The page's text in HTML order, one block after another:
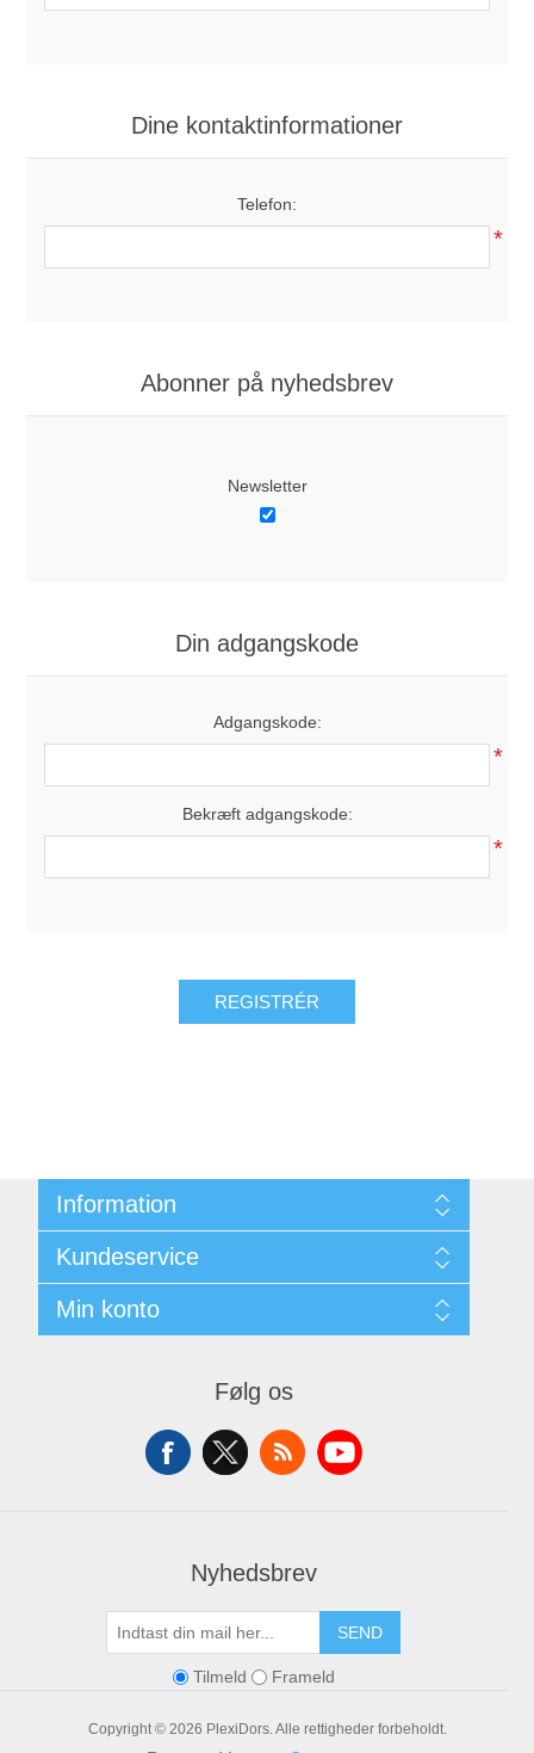
Dine kontaktinformationer
Telefon:
*
Abonner på nyhedsbrev
Newsletter
Din adgangskode
Adgangskode:
*
Bekræft adgangskode:
*
REGISTRÉR
Information
Kundeservice
SøgMin konto
Følg os
Nyhedsbrev
SEND
Tilmeld Frameld
Copyright © 2026 PlexiDors. Alle rettigheder forbeholdt.